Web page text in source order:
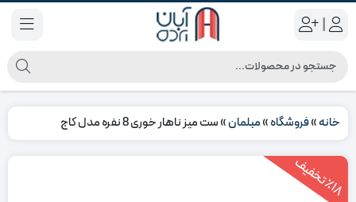
|
خانه»فروشگاه»مبلمان»ست میز ناهار خوری 8 نفره مدل کاج
٪1
8
ت
خ
ف
یف